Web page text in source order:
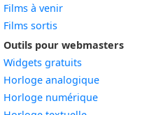
Films à venir
Films sortis
Outils pour webmasters
Widgets gratuits
Horloge analogiqueWidget
Horloge numériqueWidget